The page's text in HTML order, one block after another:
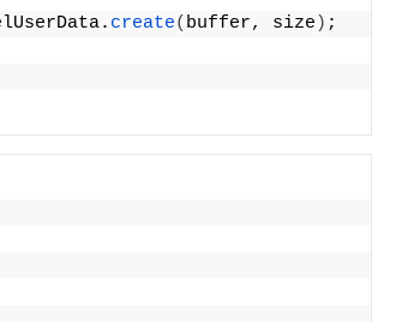
create( buffer, size ) ;